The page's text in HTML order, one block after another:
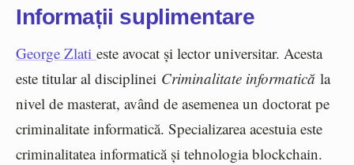
Informații suplimentare
George Zlati este avocat și lector universitar. Acesta
este titular al disciplinei Criminalitate informatică la
nivel de masterat, având de asemenea un doctorat pe
criminalitate informatică. Specializarea acestuia este
criminalitatea informatică și tehnologia blockchain.